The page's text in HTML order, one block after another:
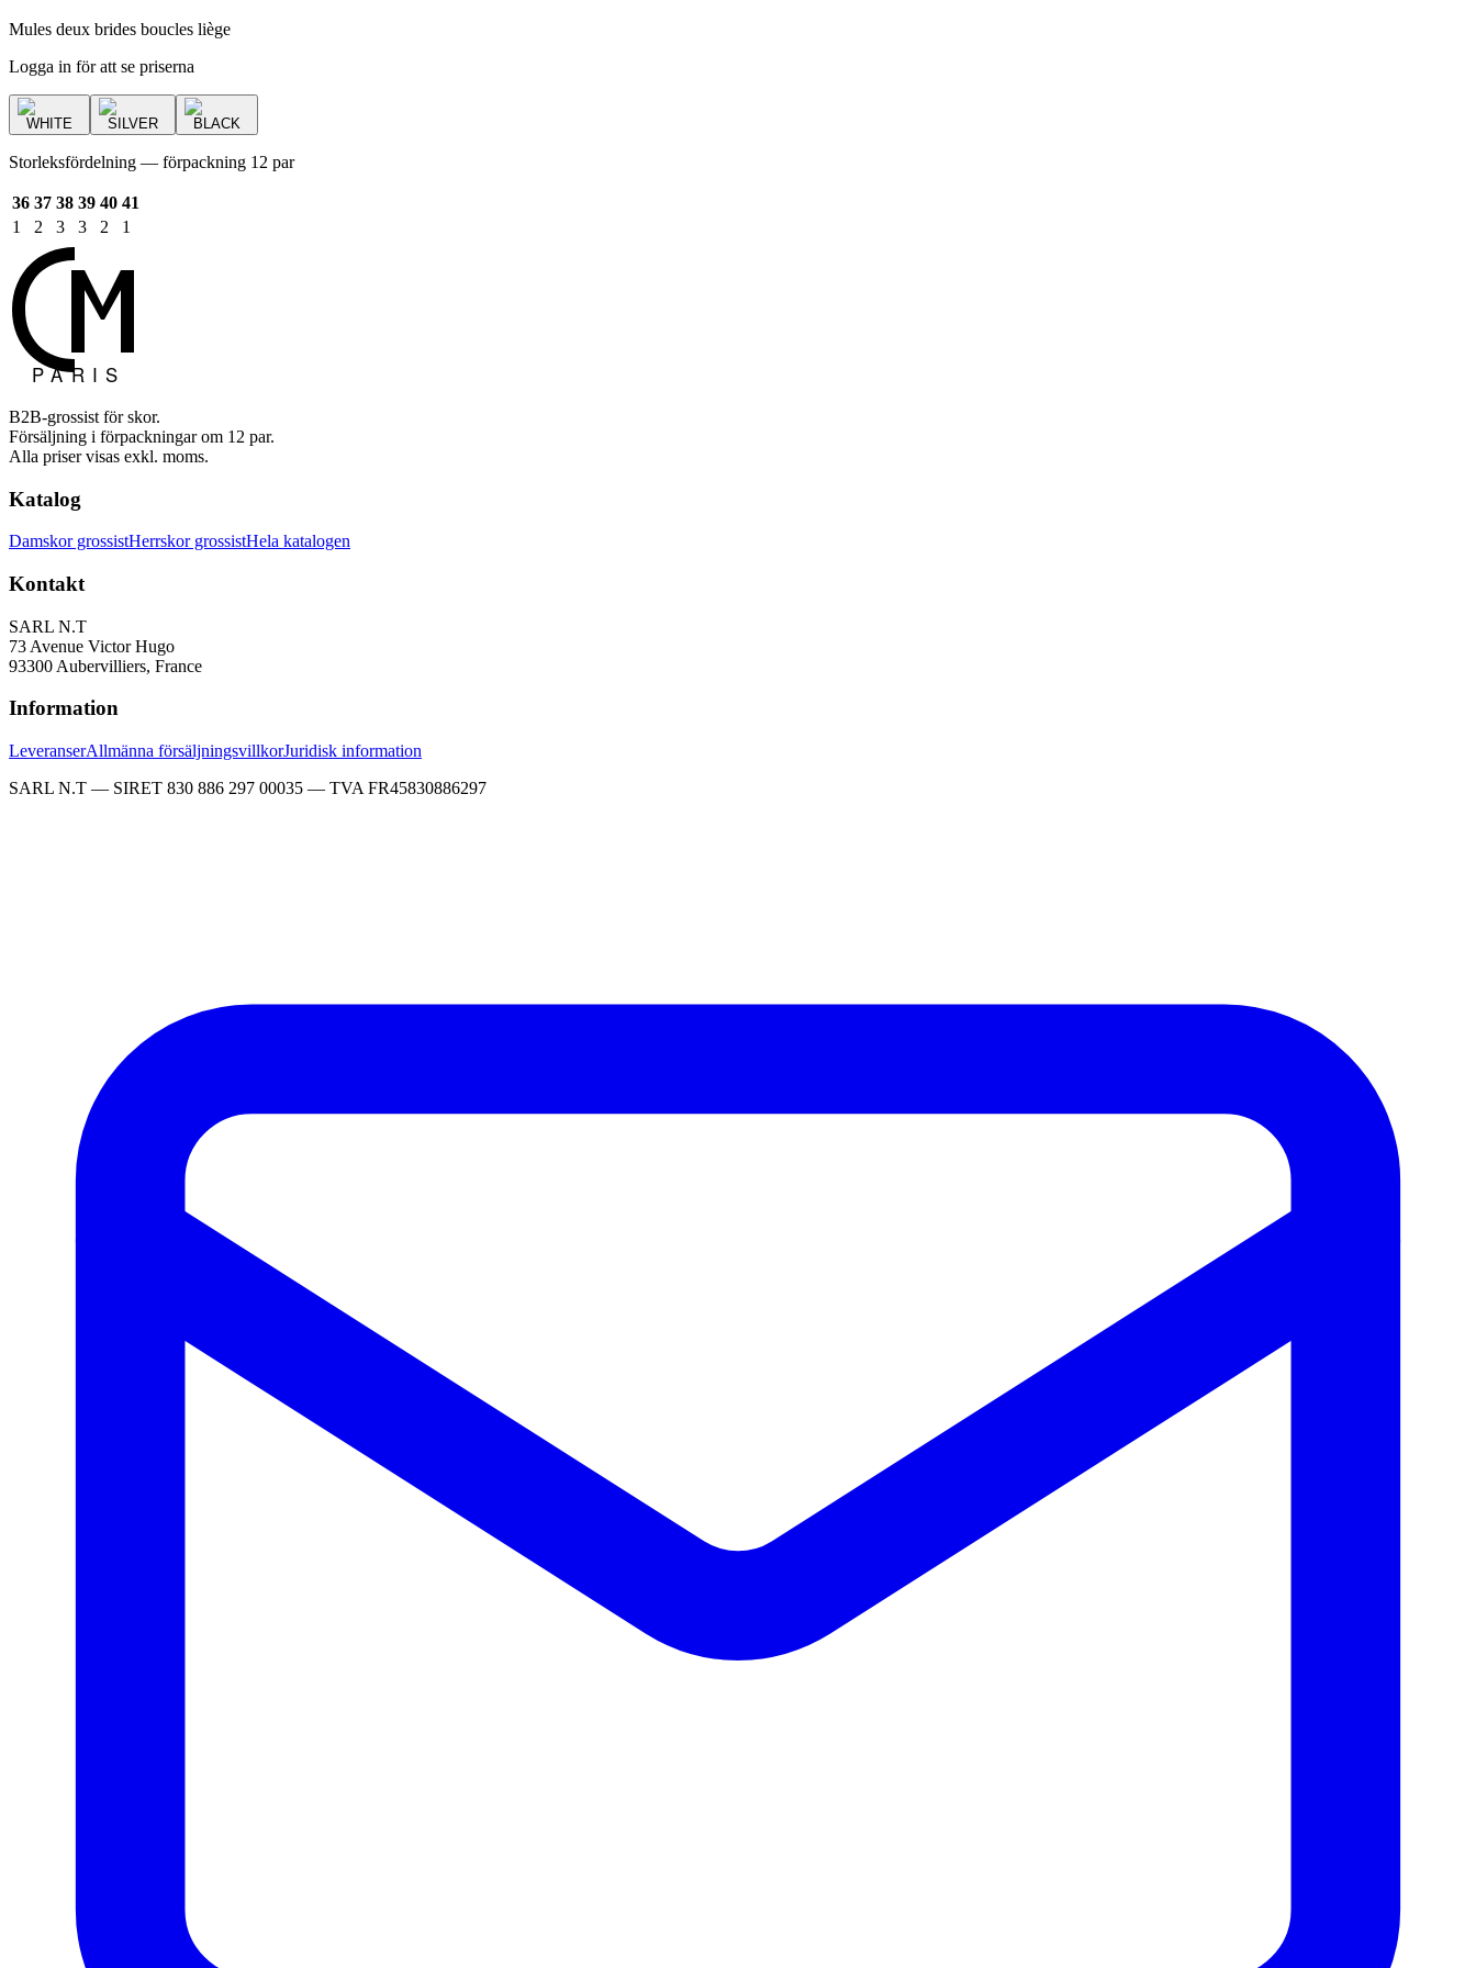
Mules deux brides boucles liège
Logga in för att se priserna
WHITE SILVER BLACK
Storleksfördelning — förpackning 12 par
36 37 38 39 40 41
1
2 3 3 2 1
B2B-grossist för skor.
Försäljning i förpackningar om 12 par.
Alla priser visas exkl. moms.
Katalog
Damskor grossistHerrskor grossistHela katalogen
Kontakt
SARL N.T
73 Avenue Victor Hugo
93300 Aubervilliers, France
Information
LeveranserAllmänna försäljningsvillkorJuridisk information
SARL N.T — SIRET 830 886 297 00035 — TVA FR45830886297